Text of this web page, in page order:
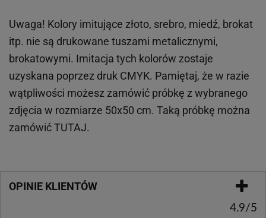
Uwaga! Kolory imitujące złoto, srebro, miedź, brokat
itp. nie są drukowane tuszami metalicznymi,
brokatowymi. Imitacja tych kolorów zostaje
uzyskana poprzez druk CMYK. Pamiętaj, że w razie
wątpliwości możesz zamówić próbkę z wybranego
zdjęcia w rozmiarze 50x50 cm. Taką próbkę można
zamówićTUTAJ.
OPINIE KLIENTÓW
4.9/5